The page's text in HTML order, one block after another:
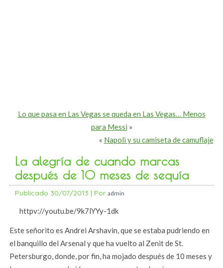
Lo que pasa en Las Vegas se queda en Las Vegas… Menos
para Messi »
« Napoli y su camiseta de camuflaje
La alegría de cuando marcas
después de 10 meses de sequía
Publicado 30/07/2013 | Por admin
httpv://youtu.be/9k7lYYy-1dk
Este señorito es Andrei Arshavin, que se estaba pudriendo en
el banquillo del Arsenal y que ha vuelto al Zenit de St.
Petersburgo, donde, por fin, ha mojado después de 10 meses y